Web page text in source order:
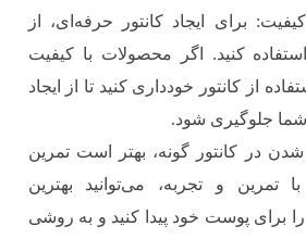
برای ایجاد کانتور حرفه‌ای، از
کنید. اگر محصولات با کیفیت
از کانتور خودداری کنید تا از ایجاد
جلوگیری شود.
در کانتور گونه، بهتر است تمرین
تمرین و تجربه، می‌توانید بهترین
برای پوست خود پیدا کنید و به روشی